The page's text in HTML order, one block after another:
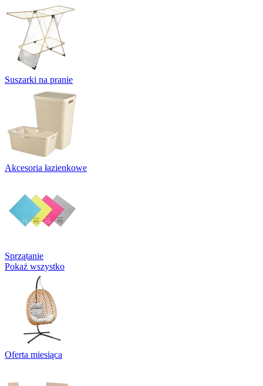
Suszarki na pranie
Akcesoria łazienkowe
Sprzątanie
Pokaż wszystko
Oferta miesiąca